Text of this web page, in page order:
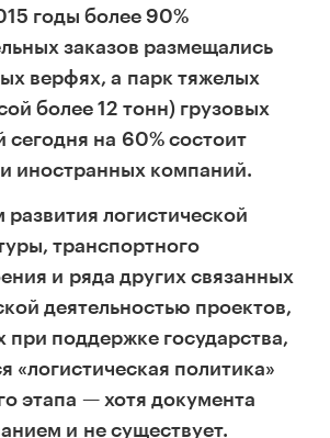
годы более 90%
заказов размещались
верфях, а парк тяжелых
более 12 тонн) грузовых
сегодня на 60% состоит
иностранных компаний.
логистической
транспортного
и ряда других связанных
деятельностью проектов,
при поддержке государства,
«логистическая политика»
этапа — хотя документа
и не существует.